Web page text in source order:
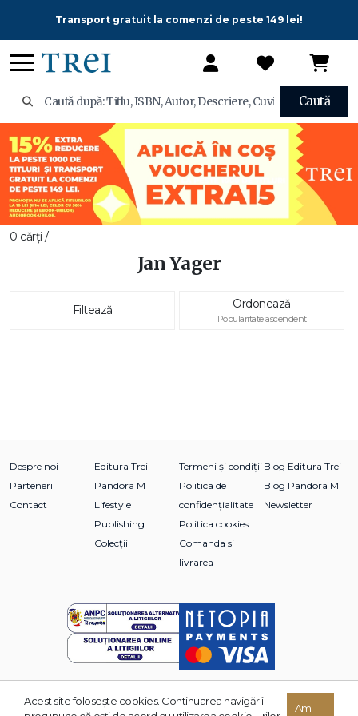
Transport gratuit la comenzi de peste 149 lei!
Caută
0 cărți /
Jan Yager
Filtează Ordonează
Popularitate ascendent
Despre noi
Parteneri
Contact
Editura Trei
Pandora M
Lifestyle
Publishing
Colecții
Termeni și condiții
Politica de
confidențialitate
Politica cookies
Comanda si
livrarea
Blog Editura Trei
Blog Pandora M
Newsletter
© 2026 Grupul Editorial TREI. Toate drepturile rezervate.
Acest site foloseşte cookies. Continuarea navigării
Am